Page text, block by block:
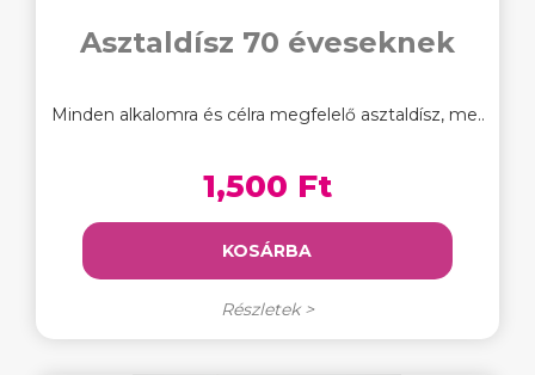
Asztaldísz 70 éveseknek
Minden alkalomra és célra megfelelő asztaldísz, me..
1,500 Ft
KOSÁRBA
Részletek >